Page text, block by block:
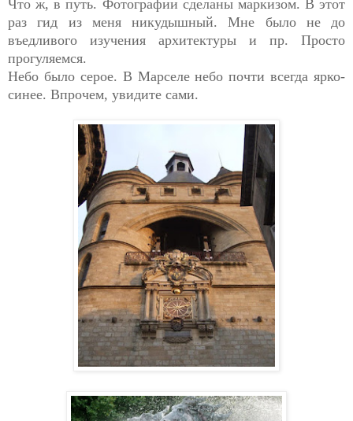
Что ж, в путь. Фотографии сделаны маркизом. В этот
раз гид из меня никудышный. Мне было не до
въедливого изучения архитектуры и пр. Просто
прогуляемся.
Небо было серое. В Марселе небо почти всегда ярко-
синее. Впрочем, увидите сами.